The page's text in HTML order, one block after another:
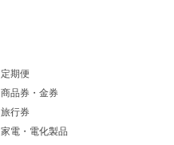
定期便
商品券・金券
旅行券
家電・電化製品